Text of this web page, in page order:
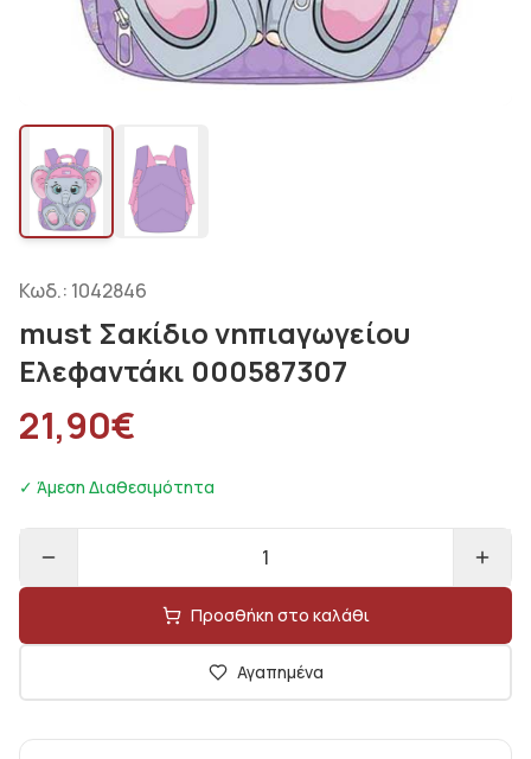
Κωδ.: 1042846
must Σακίδιο νηπιαγωγείου
Ελεφαντάκι 000587307
21,90€
✓ Άμεση Διαθεσιμότητα
1
Προσθήκη στο καλάθι
Αγαπημένα